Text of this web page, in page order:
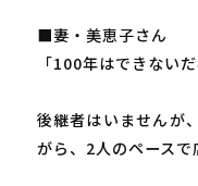
■妻・美恵子さん
「100年はできないだ
後継者はいませんが
がら、2人のペースで